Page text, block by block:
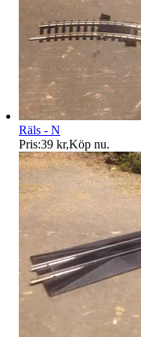
Räls - N
Pris:39 kr,Köp nu.